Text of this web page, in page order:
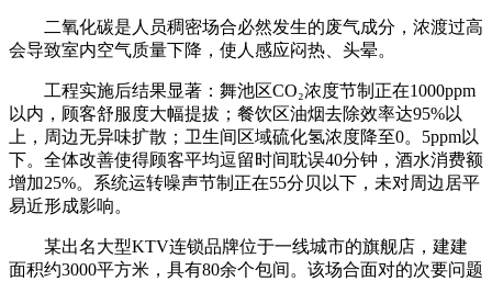
二氧化碳是人员稠密场合必然发生的废气成分，浓渡过高
会导致室内空气质量下降，使人感应闷热、头晕。
工程实施后结果显著：舞池区CO₂浓度节制正在1000ppm
以内，顾客舒服度大幅提拔；餐饮区油烟去除效率达95%以
上，周边无异味扩散；卫生间区域硫化氢浓度降至0。5ppm以
下。全体改善使得顾客平均逗留时间耽误40分钟，酒水消费额
增加25%。系统运转噪声节制正在55分贝以下，未对周边居平
易近形成影响。
某出名大型KTV连锁品牌位于一线城市的旗舰店，建建
面积约3000平方米，具有80余个包间。该场合面对的次要问题